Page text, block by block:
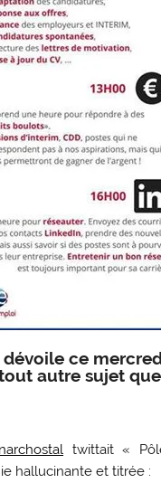
ce
autre sujet
twittait «
hallucinante et titrée :